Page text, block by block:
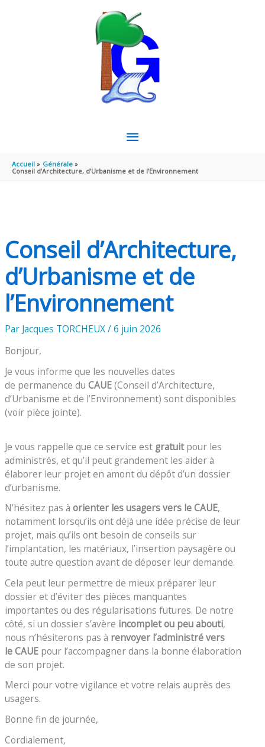
MENU
PRINCIPAL
Accueil
Générale
Conseil d’Architecture, d’Urbanisme et de l’Environnement
Conseil d’Architecture,
d’Urbanisme et de
l’Environnement
Par Jacques TORCHEUX/6 juin 2026
Bonjour,
Je vous informe que les nouvelles dates
de permanence duCAUE(Conseil d’Architecture,
d’Urbanisme et de l’Environnement) sont disponibles
(voir pièce jointe).
Je vous rappelle que ce service est gratuitpour les
administrés, et qu’il peut grandement les aider à
élaborer leur projet en amont du dépôt d’un dossier
d’urbanisme.
N’hésitez pas àorienter les usagers vers le CAUE,
notamment lorsqu’ils ont déjà une idée précise de leur
projet, mais qu’ils ont besoin de conseils sur
l’implantation, les matériaux, l’insertion paysagère ou
toute autre question avant de déposer leur demande.
Cela peut leur permettre de mieux préparer leur
dossier et d’éviter des pièces manquantes
importantes ou des régularisations futures. De notre
côté, si un dossier s’avère incomplet ou peu abouti,
nous n’hésiterons pas à renvoyer l’administré vers
le CAUE pour l’accompagner dans la bonne élaboration
de son projet.
Merci pour votre vigilance et votre relais auprès des
usagers.
Bonne fin de journée,
Cordialement,